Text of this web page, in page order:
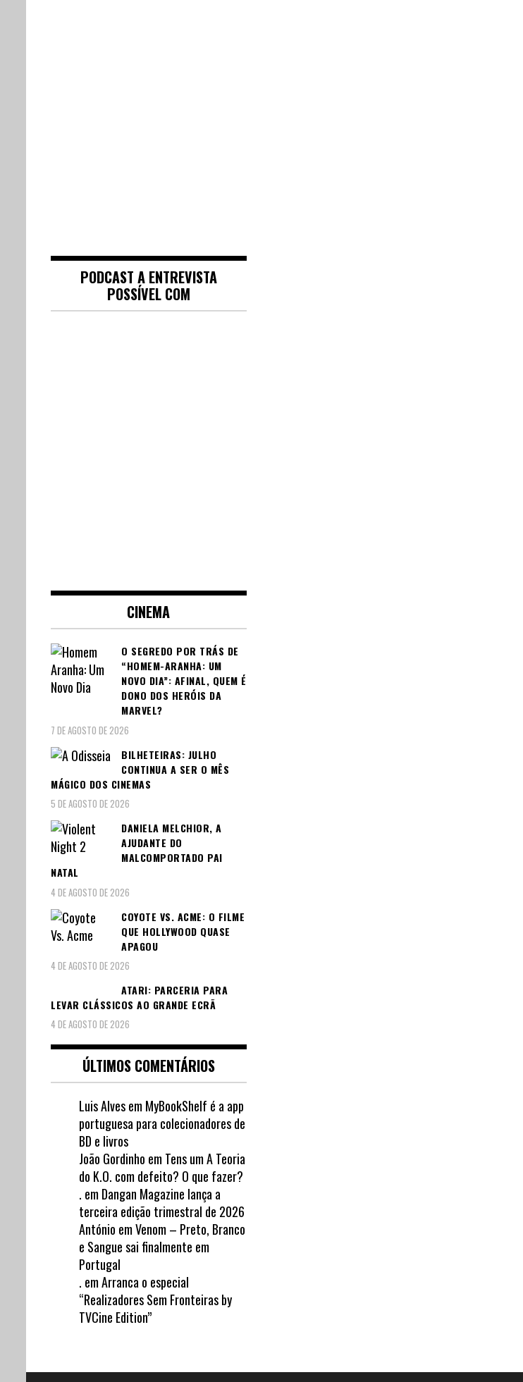
PODCAST A ENTREVISTA
POSSÍVEL COM
CINEMA
O SEGREDO POR TRÁS DE
“HOMEM-ARANHA: UM
NOVO DIA”: AFINAL, QUEM É
DONO DOS HERÓIS DA
MARVEL?
7 DE AGOSTO DE 2026
BILHETEIRAS: JULHO
CONTINUA A SER O MÊS
MÁGICO DOS CINEMAS
5 DE AGOSTO DE 2026
DANIELA MELCHIOR, A
AJUDANTE DO
MALCOMPORTADO PAI
NATAL
4 DE AGOSTO DE 2026
COYOTE VS. ACME: O FILME
QUE HOLLYWOOD QUASE
APAGOU
4 DE AGOSTO DE 2026
ATARI: PARCERIA PARA
LEVAR CLÁSSICOS AO GRANDE ECRÃ
4 DE AGOSTO DE 2026
ÚLTIMOS COMENTÁRIOS
Luis Alvesem MyBookShelf é a app
portuguesa para colecionadores de
BD e livros
João Gordinho em Tens um A Teoria
do K.O. com defeito? O que fazer?
. em Dangan Magazine lança a
terceira edição trimestral de 2026
António emVenom – Preto, Branco
e Sangue sai finalmente em
Portugal
. emArranca o especial
“Realizadores Sem Fronteiras by
TVCine Edition”